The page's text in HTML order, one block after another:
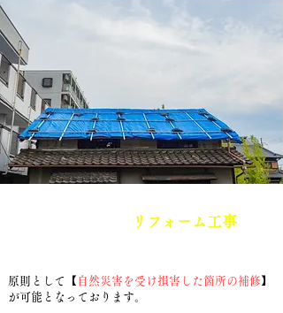
リフォーム工事
​原則として【 自然災害を受け損害した箇所の補修】
が可能となっております。